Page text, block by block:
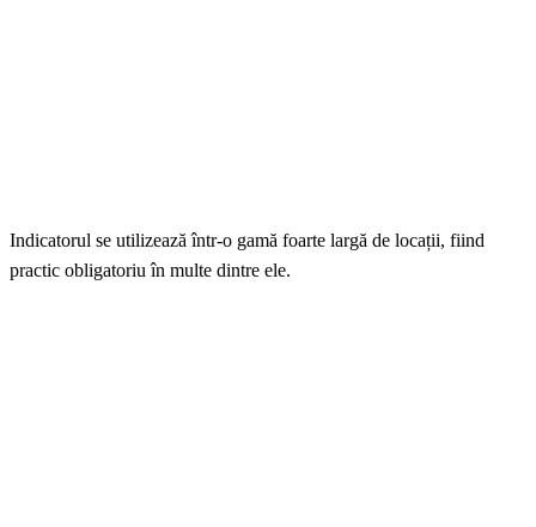
Indicatorul se utilizează într-o gamă foarte largă de locații, fiind
practic obligatoriu în multe dintre ele.